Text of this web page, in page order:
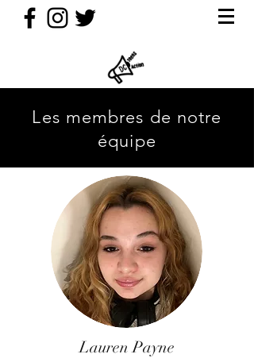
Les membres de notre
équipe
Lauren Payne